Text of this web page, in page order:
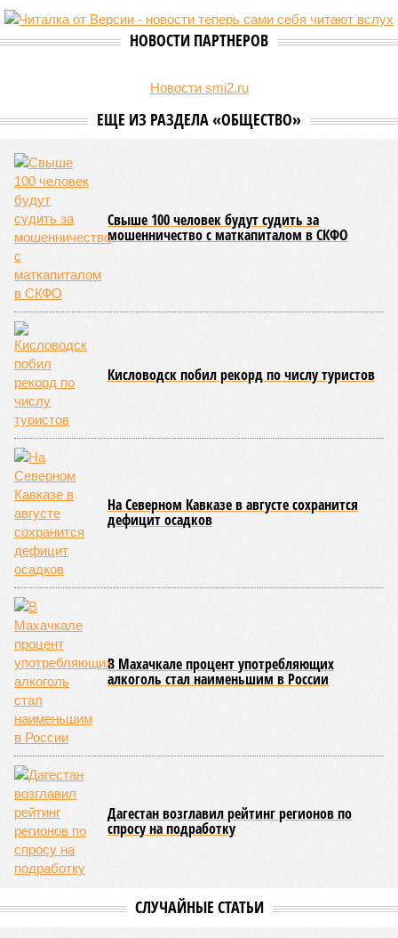
НОВОСТИ ПАРТНЕРОВ
Новости smi2.ru
ЕЩЕ ИЗ РАЗДЕЛА «ОБЩЕСТВО»
Свыше 100 человек будут судить за
мошенничество с маткапиталом в СКФО
Кисловодск побил рекорд по числу туристов
На Северном Кавказе в августе сохранится
дефицит осадков
В Махачкале процент употребляющих
алкоголь стал наименьшим в России
Дагестан возглавил рейтинг регионов по
спросу на подработку
СЛУЧАЙНЫЕ СТАТЬИ